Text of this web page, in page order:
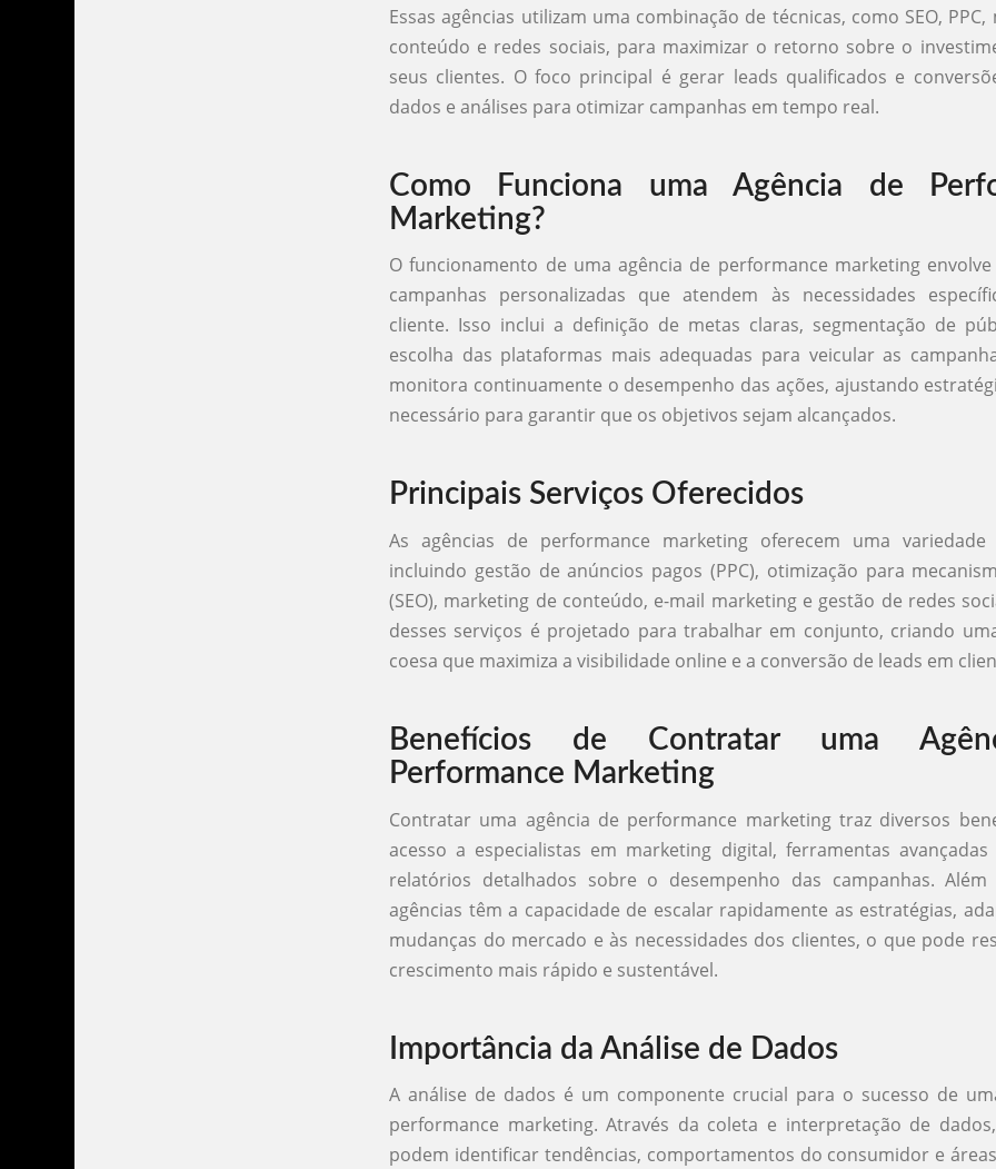
Essas agências utilizam uma combinação de técnicas, como SEO,
conteúdo e redes sociais, para maximizar o retorno sobre o
seus clientes. O foco principal é gerar leads qualificados e
dados e análises para otimizar campanhas em tempo real.
Como Funciona uma Agência de
Marketing?
O funcionamento de uma agência de performance marketing
campanhas personalizadas que atendem às necessidades
cliente. Isso inclui a definição de metas claras, segmentação de
escolha das plataformas mais adequadas para veicular as
monitora continuamente o desempenho das ações, ajustando
necessário para garantir que os objetivos sejam alcançados.
Principais Serviços Oferecidos
As agências de performance marketing oferecem uma variedade
incluindo gestão de anúncios pagos (PPC), otimização para
(SEO), marketing de conteúdo, e-mail marketing e gestão de redes
desses serviços é projetado para trabalhar em conjunto, criando
coesa que maximiza a visibilidade online e a conversão de leads em
Benefícios de Contratar uma
Performance Marketing
Contratar uma agência de performance marketing traz diversos
acesso a especialistas em marketing digital, ferramentas
relatórios detalhados sobre o desempenho das campanhas. Além
agências têm a capacidade de escalar rapidamente as estratégias,
mudanças do mercado e às necessidades dos clientes, o que pode
crescimento mais rápido e sustentável.
Importância da Análise de Dados
A análise de dados é um componente crucial para o sucesso de
performance marketing. Através da coleta e interpretação de
podem identificar tendências, comportamentos do consumidor e